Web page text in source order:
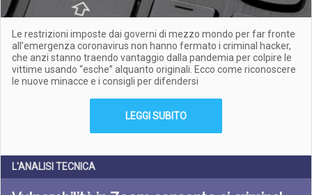
Le restrizioni imposte dai governi di mezzo mondo per far fronte
all’emergenza coronavirus non hanno fermato i criminal hacker,
che anzi stanno traendo vantaggio dalla pandemia per colpire le
vittime usando “esche” alquanto originali. Ecco come riconoscere
le nuove minacce e i consigli per difendersi
LEGGI SUBITO
L'ANALISI TECNICA